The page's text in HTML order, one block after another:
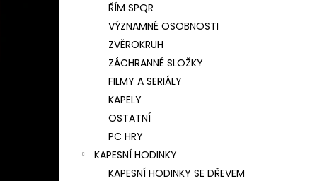
ŘÍM SPQR
VÝZNAMNÉ OSOBNOSTI
ZVĚROKRUH
ZÁCHRANNÉ SLOŽKY
FILMY A SERIÁLY
KAPELY
OSTATNÍ
PC HRY
KAPESNÍ HODINKY
KAPESNÍ HODINKY SE DŘEVEM